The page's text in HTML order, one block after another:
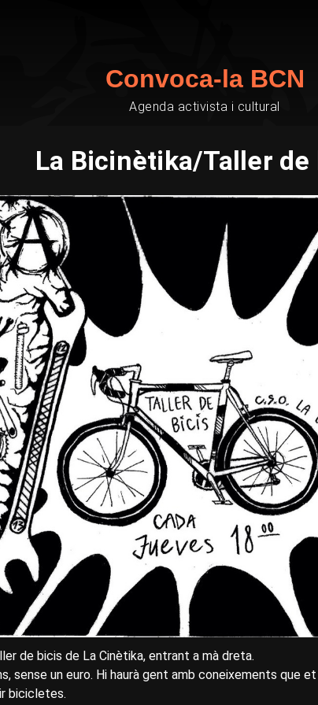
Convoca-la BCN
Agenda activista i cultural
La Bicinètika/Taller de
de bicis de La Cinètika, entrant a mà dreta.
sense un euro. Hi haurà gent amb coneixements que et
bicicletes.